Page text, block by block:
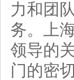
力和团
务。上
领导的
门的密